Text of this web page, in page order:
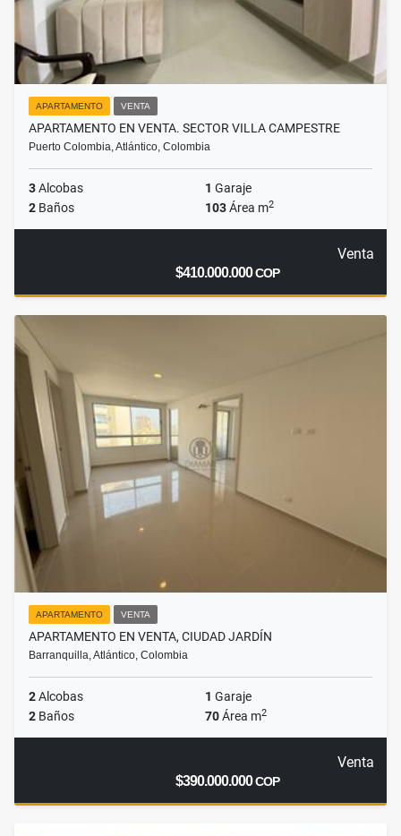
APARTAMENTO VENTA
APARTAMENTO EN VENTA. SECTOR VILLA CAMPESTRE
Puerto Colombia, Atlántico, Colombia
3Alcobas 1 Garaje
2 Baños 103Área m2
Venta
$410.000.000COP
APARTAMENTO VENTA
APARTAMENTO EN VENTA, CIUDAD JARDÍN
Barranquilla, Atlántico, Colombia
2Alcobas 1 Garaje
2 Baños 70Área m2
Venta
$390.000.000COP